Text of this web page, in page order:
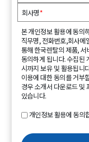
회사명*
본 개인정보 활용에 동의
직무명, 전화번호,회사메
통해 한국렌탈의 제품,
동의하게 됩니다. 수집된
시까지 보유 및 활용됩니
이용에 대한 동의를 거부
경우 소개서 다운로드 및
있습니다.
개인정보 활용에 동의